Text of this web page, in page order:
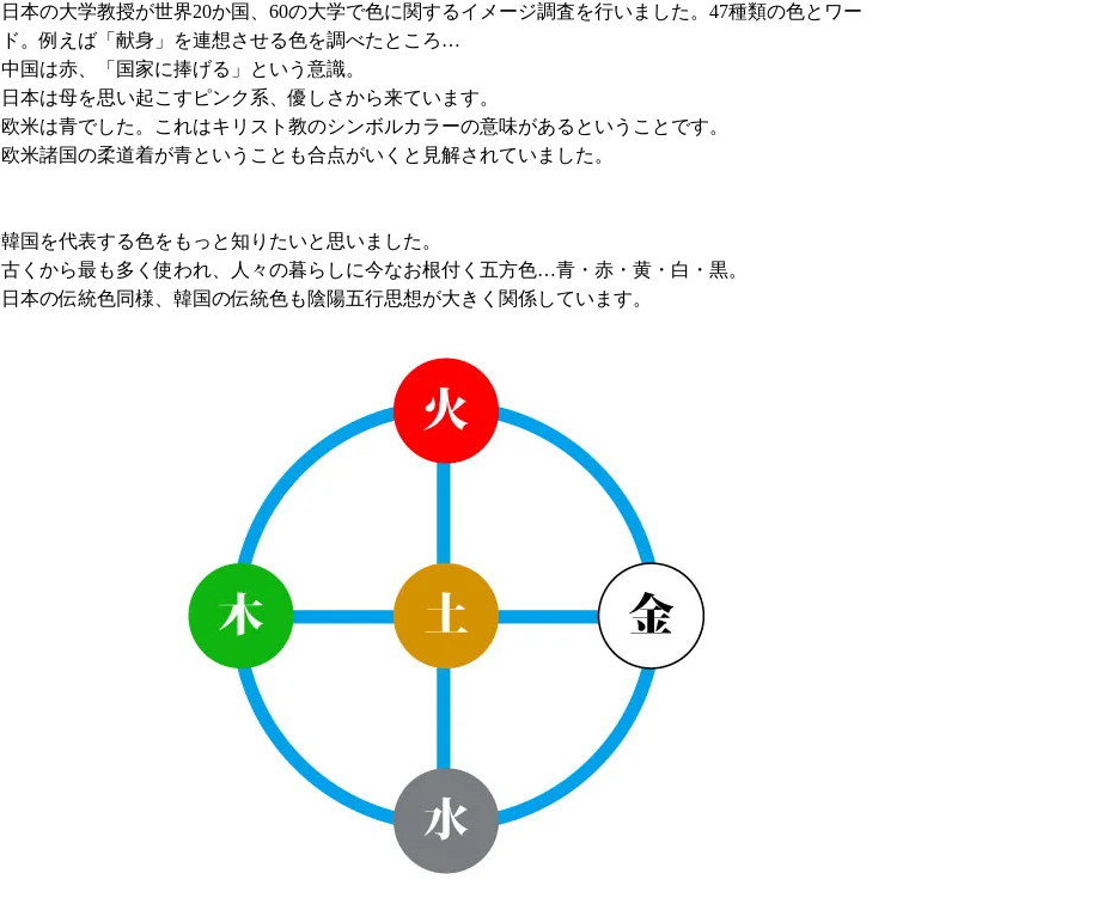
日本の大学教授が世界20か国、60の大学で色に関するイメージ調査を行いました。47種類の色とワー
ド。例えば「献身」を連想させる色を調べたところ…
中国は赤、「国家に捧げる」という意識。
日本は母を思い起こすピンク系、優しさから来ています。
欧米は青でした。これはキリスト教のシンボルカラーの意味があるということです。
欧米諸国の柔道着が青ということも合点がいくと見解されていました。
韓国を代表する色をもっと知りたいと思いました。
古くから最も多く使われ、人々の暮らしに今なお根付く五方色…青・赤・黄・白・黒。
日本の伝統色同様、韓国の伝統色も陰陽五行思想が大きく関係しています。